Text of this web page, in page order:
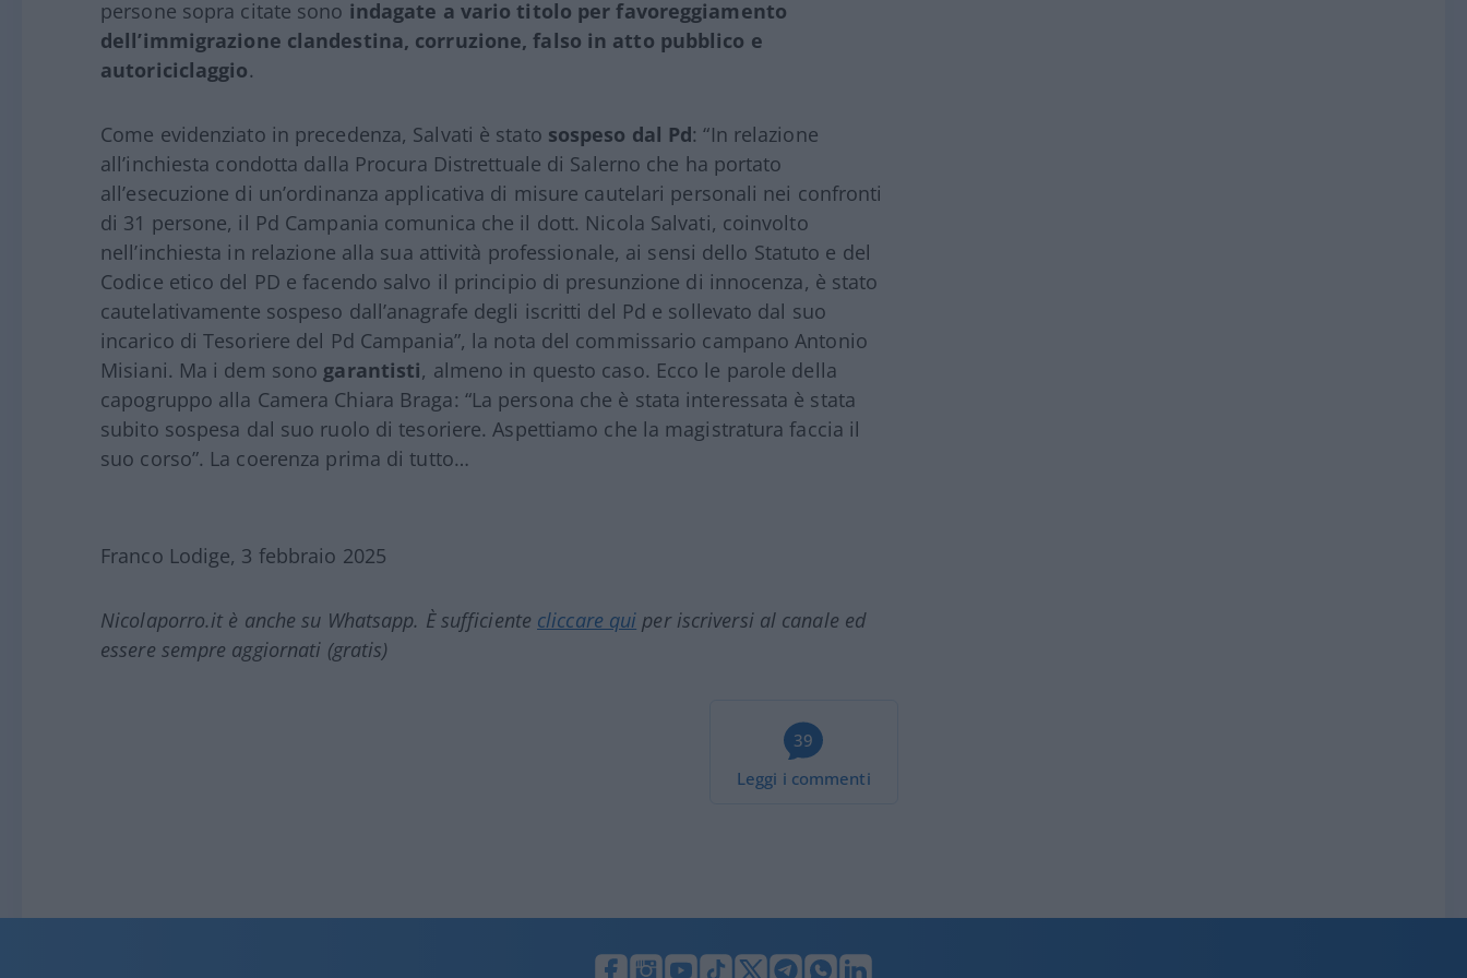
persone sopra citate sono indagate a vario titolo per favoreggiamento
dell’immigrazione clandestina, corruzione, falso in atto pubblico e
autoriciclaggio.
Come evidenziato in precedenza, Salvati è stato sospeso dal Pd: “In relazione
all’inchiesta condotta dalla Procura Distrettuale di Salerno che ha portato
all’esecuzione di un’ordinanza applicativa di misure cautelari personali nei confronti
di 31 persone, il Pd Campania comunica che il dott. Nicola Salvati, coinvolto
nell’inchiesta in relazione alla sua attività professionale, ai sensi dello Statuto e del
Codice etico del PD e facendo salvo il principio di presunzione di innocenza, è stato
cautelativamente sospeso dall’anagrafe degli iscritti del Pd e sollevato dal suo
incarico di Tesoriere del Pd Campania”, la nota del commissario campano Antonio
Misiani. Ma i dem sono garantisti, almeno in questo caso. Ecco le parole della
capogruppo alla Camera Chiara Braga: “La persona che è stata interessata è stata
subito sospesa dal suo ruolo di tesoriere. Aspettiamo che la magistratura faccia il
suo corso”. La coerenza prima di tutto…
Franco Lodige, 3 febbraio 2025
Nicolaporro.it è anche su Whatsapp. È sufficiente cliccare qui per iscriversi al canale ed
essere sempre aggiornati (gratis)
39
Leggi i commenti